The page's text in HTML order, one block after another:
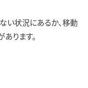
い状況にあるか、移動
ります。